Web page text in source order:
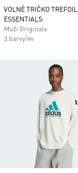
VOLNÉ TRIČKO TREFOIL
ESSENTIALS
Muži Originals
3 barvy/ev